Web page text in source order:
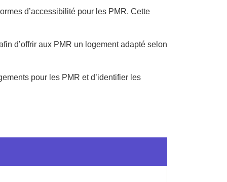
d’accessibilité pour les PMR. Cette
d’offrir aux PMR un logement adapté selon
pour les PMR et d’identifier les